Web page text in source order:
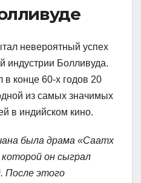
невероятный успех
индустрии Болливуда.
конце 60-х годов 20
из самых значимых
в индийском кино.
была драма «Саатх
он сыграл
После этого